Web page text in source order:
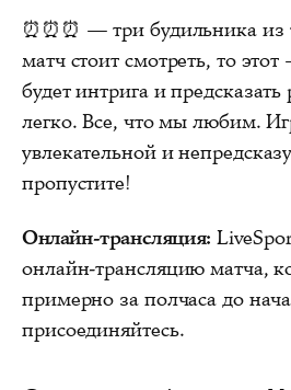
⏰⏰⏰ — три будильника из
матч стоит смотреть, то
будет интрига и предсказать
легко. Все, что мы любим.
увлекательной и
пропустите!
Онлайн-трансляция:
онлайн-трансляцию матча,
примерно за полчаса до
присоединяйтесь.